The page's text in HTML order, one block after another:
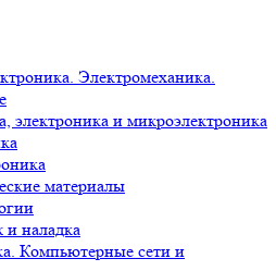
Электромеханика.
электроника и микроэлектроника
материалы
наладка
Компьютерные сети и